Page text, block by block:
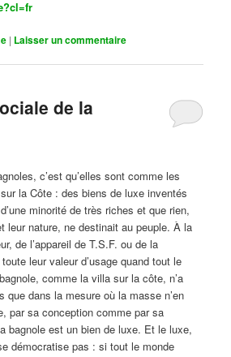
| Laisser un commentaire
de la
c’est qu’elles sont comme les
la Côte : des biens de luxe inventés
minorité de très riches et que rien,
leur nature, ne destinait au peuple. À la
de l’appareil de T.S.F. ou de la
leur valeur d’usage quand tout le
comme la villa sur la côte, n’a
que dans la mesure où la masse n’en
par sa conception comme par sa
bagnole est un bien de luxe. Et le luxe,
démocratise pas : si tout le monde